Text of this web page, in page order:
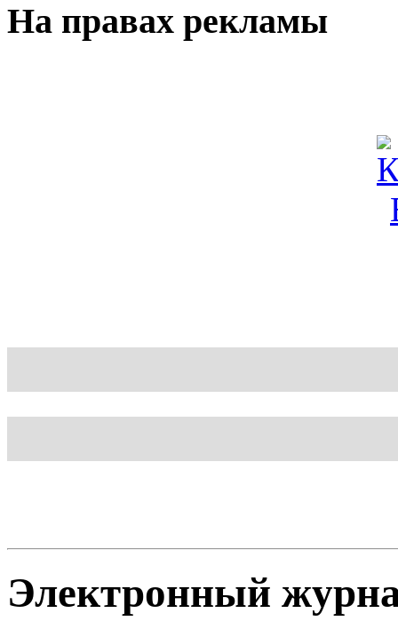
На правах рекламы
Электронный